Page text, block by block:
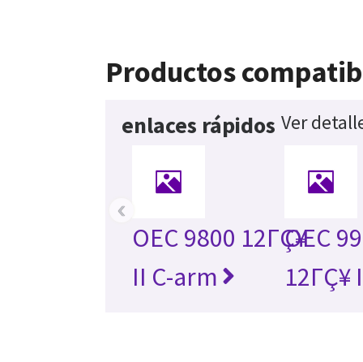
Productos
enlaces rápidos Ver
OEC 9800 12ΓÇ¥
II C-arm
OEC
12ΓÇ¥
‹